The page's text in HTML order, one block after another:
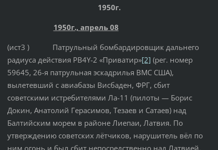
1950г.
1950г., апрель 08
(ист3 ) Патрульный бомбардировщик дальнего
радиуса действия PB4Y-2 «Приватир»[2] (рег. номер
59645, 26-я патрульная эскадрилья ВМС США),
вылетевший с авиабазы Висбаден, ФРГ, сбит
советскими истребителями Ла-11 (пилоты — Борис
Докин, Анатолий Герасимов, Тезаев и Сатаев) над
Балтийским морем в районе Лиепаи, Латвия. По
утверждению советских лётчиков, нарушитель вёл по